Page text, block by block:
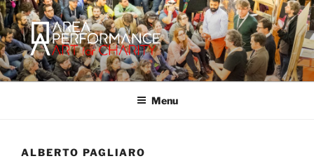
Salta
al
contenuto
AREA PERFORMANCE
Sito ufficiale della Onlus Area Performance.
Menu
ALBERTO PAGLIARO